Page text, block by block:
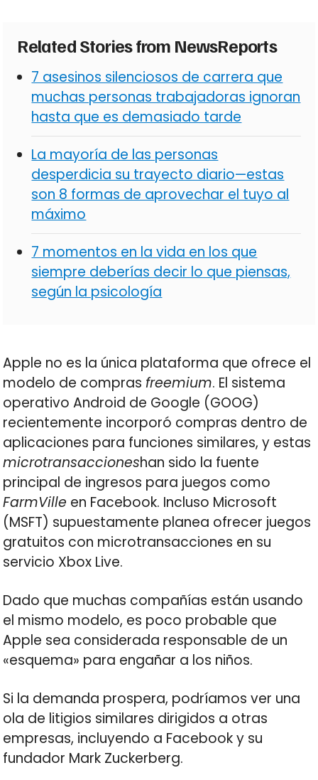
Related Stories from NewsReports
7 asesinos silenciosos de carrera que
muchas personas trabajadoras ignoran
hasta que es demasiado tarde
La mayoría de las personas
desperdicia su trayecto diario—estas
son 8 formas de aprovechar el tuyo al
máximo
7 momentos en la vida en los que
siempre deberías decir lo que piensas,
según la psicología
Apple no es la única plataforma que ofrece el
modelo de comprasfreemium. El sistema
operativo Android de Google (GOOG)
recientemente incorporó compras dentro de
aplicaciones para funciones similares, y estas
microtransaccioneshan sido la fuente
principal de ingresos para juegos como
FarmVille en Facebook. Incluso Microsoft
(MSFT) supuestamente planea ofrecer juegos
gratuitos con microtransacciones en su
servicio Xbox Live.
Dado que muchas compañías están usando
el mismo modelo, es poco probable que
Apple sea considerada responsable de un
«esquema» para engañar a los niños.
Si la demanda prospera, podríamos ver una
ola de litigios similares dirigidos a otras
empresas, incluyendo a Facebook y su
fundador Mark Zuckerberg.